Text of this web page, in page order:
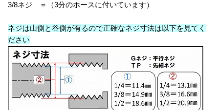
3/8ネジ ＝（3分のホースに付いています）
ネジは山側と谷側が有るので正確なネジ寸法は以下を見てく
ださい